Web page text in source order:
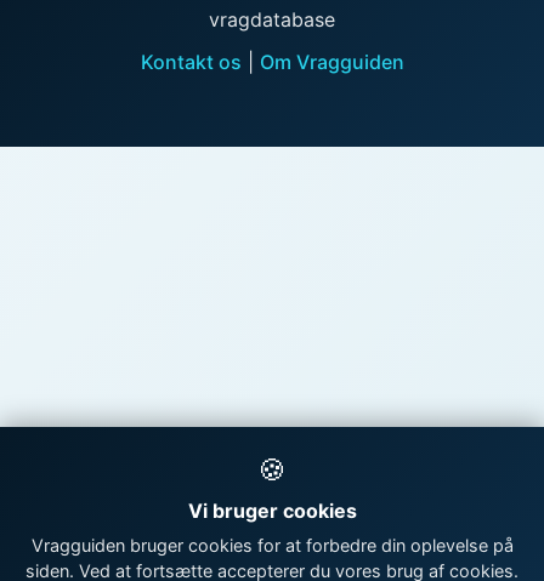
vragdatabase
Kontakt os
Om Vragguiden
🍪
Vi bruger cookies
Vragguiden bruger cookies for at forbedre din oplevelse på
siden. Ved at fortsætte accepterer du vores brug af cookies.